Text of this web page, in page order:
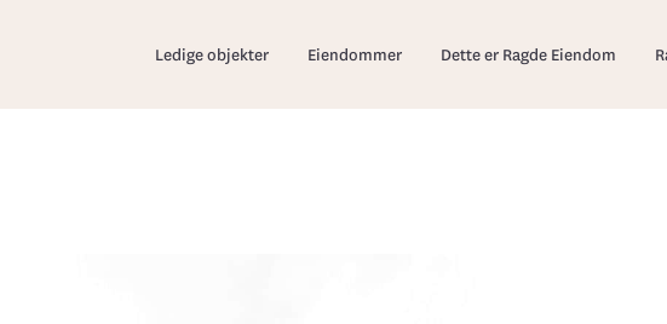
Hovedmeny
Ledige objekter Eiendommer Dette er Ragde Eiendom